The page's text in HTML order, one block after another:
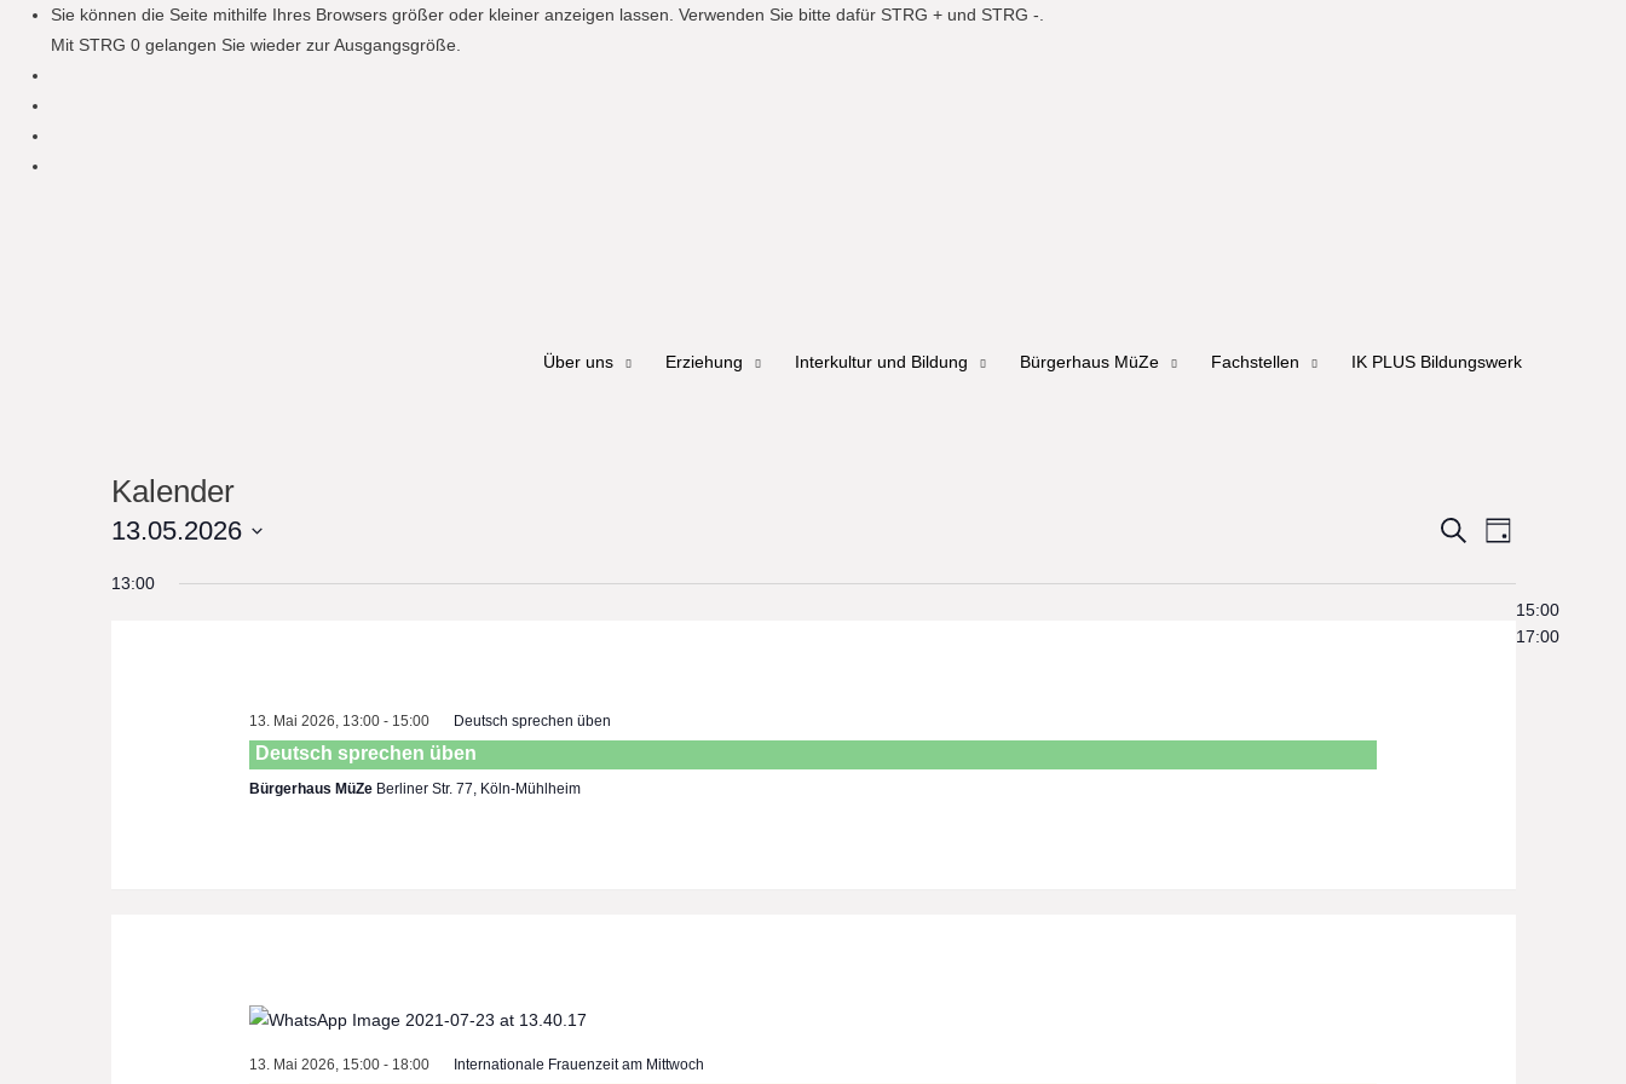
Sie können die Seite mithilfe Ihres Browsers größer oder kleiner anzeigen lassen. Verwenden Sie bitte dafür STRG + und STRG -.
Mit STRG 0 gelangen Sie wieder zur Ausgangsgröße.
Über uns Erziehung Interkultur und Bildung Bürgerhaus MüZe Fachstellen IK PLUS Bildungswerk
Kalender
Events
Views
SearchEvent
Navigation
Day
13.05.2026
date.
13:00
13. Mai 2026, 13:00- 15:00 Deutsch sprechen üben
Deutsch sprechen üben
Bürgerhaus MüZe Berliner Str. 77, Köln-Mühlheim
15:00
13. Mai 2026, 15:00- 18:00 Internationale Frauenzeit am Mittwoch
17:00